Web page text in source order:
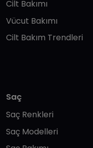
Cilt Bakımı
Vücut Bakımı
Cilt Bakım Trendleri
Saç
Saç Renkleri
Saç Modelleri